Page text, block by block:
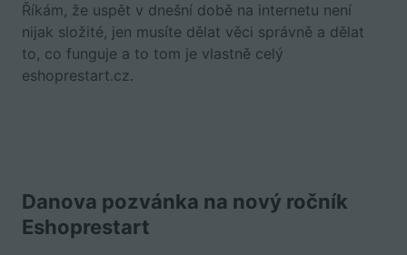
Říkám, že uspět v dnešní době na internetu není
nijak složité, jen musíte dělat věci správně a dělat
to, co funguje a to tom je vlastně celý
eshoprestart.cz.
Danova pozvánka na nový ročník
Eshoprestart